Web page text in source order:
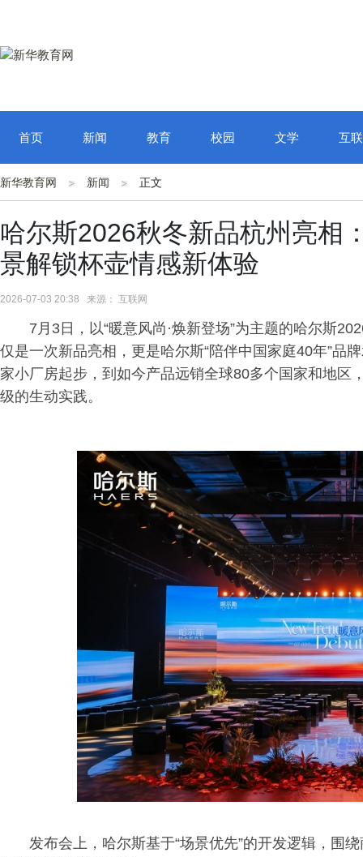
首页 新闻 教育 校园 文学 互
新华教育网 新闻 正文
哈尔斯2026秋冬新品杭州亮相
景解锁杯壶情感新体验
2026-07-03 20:38 来源： 互联网
7月3日，以“暖意风尚·焕新登场”为主题的哈尔斯
仅是一次新品亮相，更是哈尔斯“陪伴中国家庭40年”品
家小厂房起步，到如今产品远销全球80多个国家和地区
级的生动实践。
发布会上，哈尔斯基于“场景优先”的开发逻辑，围